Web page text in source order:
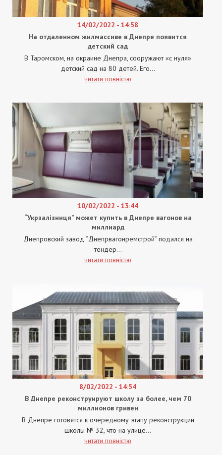
14/02/2022 - 14:58
На отдаленном жилмассиве в Днепре появится
детский сад
В Таромском, на окраине Днепра, сооружают «с нуля»
детский сад на 80 детей. Его...
читати повністю
10/02/2022 - 13:44
“Укрзалізниця” может купить в Днепре вагонов на
миллиард
Днепровский завод “Днепрвагонремстрой” подался на
тендер...
читати повністю
8/02/2022 - 14:54
В Днепре реконструируют школу за более, чем 70
миллионов гривен
В Днепре готовятся к очередному этапу реконструкции
школы № 32, что на улице...
читати повністю